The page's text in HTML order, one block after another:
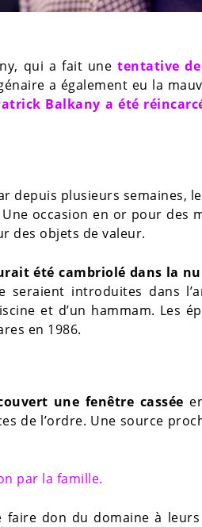
qui a fait une tentative
a également eu la
Balkany a été
depuis plusieurs semaines,
Une occasion en or pour des
des objets de valeur.
été cambriolé dans la
introduites dans
et d’un hammam. Les
en 1986.
une fenêtre cassée
de l’ordre. Une source
par la famille.
don du domaine à